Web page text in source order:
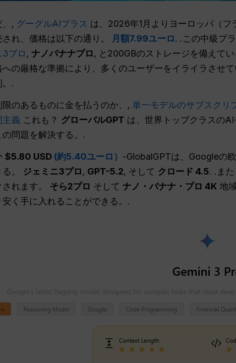
、, グーグルAIプラス は、2026年1月よりヨーロッパ（
され、価格は以下の通り。
月額7.99ユーロ. .この中級プ
3プロ , ナノバナナプロ, と200GBのストレージを備えて
への厳格な準拠により、多くのユーザーをイライラさせて
。.
限のあるものに金を払うのか、, 単一モデルのサブスクリ
主義 これも？ グローバルGPT は、世界トップクラスの
の問題を解決する。.
$5.80 USD (約5.40ユーロ） -GlobalGPTは、Googleの
。 ジェミニ3プロ, GPT-5.2, そして クロード 4.5. .ま
されます。 そら2プロ そして ナノ・バナナ・プロ 4K 地
安く手に入れることができる。.